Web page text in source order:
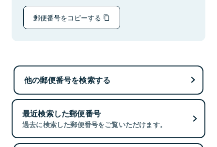
郵便番号をコピーする
他の郵便番号を検索する
最近検索した郵便番号
過去に検索した郵便番号をご覧いただけます。